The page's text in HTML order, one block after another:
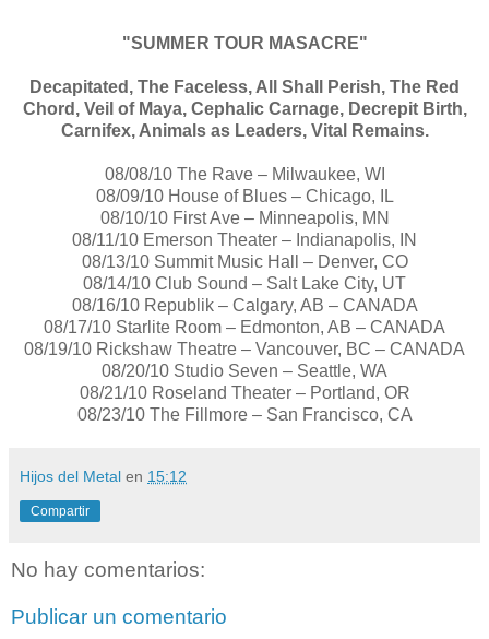
"SUMMER TOUR MASACRE"
Decapitated, The Faceless, All Shall Perish, The Red
Chord, Veil of Maya, Cephalic Carnage, Decrepit Birth,
Carnifex, Animals as Leaders, Vital Remains.
08/08/10 The Rave – Milwaukee, WI
08/09/10 House of Blues – Chicago, IL
08/10/10 First Ave – Minneapolis, MN
08/11/10 Emerson Theater – Indianapolis, IN
08/13/10 Summit Music Hall – Denver, CO
08/14/10 Club Sound – Salt Lake City, UT
08/16/10 Republik – Calgary, AB – CANADA
08/17/10 Starlite Room – Edmonton, AB – CANADA
08/19/10 Rickshaw Theatre – Vancouver, BC – CANADA
08/20/10 Studio Seven – Seattle, WA
08/21/10 Roseland Theater – Portland, OR
08/23/10 The Fillmore – San Francisco, CA
Hijos del Metal en 15:12
Compartir
No hay comentarios:
Publicar un comentario